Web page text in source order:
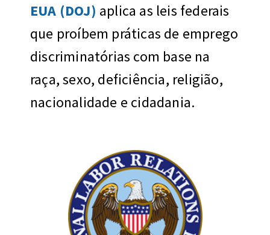
EUA (DOJ) aplica as leis federais
que proíbem práticas de emprego
discriminatórias com base na
raça, sexo, deficiência, religião,
nacionalidade e cidadania.